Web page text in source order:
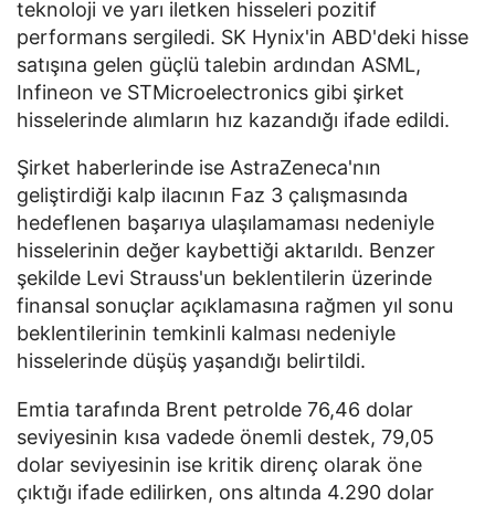
teknoloji ve yarı iletken hisseleri pozitif
performans sergiledi. SK Hynix'in ABD'deki hisse
satışına gelen güçlü talebin ardından ASML,
Infineon ve STMicroelectronics gibi şirket
hisselerinde alımların hız kazandığı ifade edildi.
Şirket haberlerinde ise AstraZeneca'nın
geliştirdiği kalp ilacının Faz 3 çalışmasında
hedeflenen başarıya ulaşılamaması nedeniyle
hisselerinin değer kaybettiği aktarıldı. Benzer
şekilde Levi Strauss'un beklentilerin üzerinde
finansal sonuçlar açıklamasına rağmen yıl sonu
beklentilerinin temkinli kalması nedeniyle
hisselerinde düşüş yaşandığı belirtildi.
Emtia tarafında Brent petrolde 76,46 dolar
seviyesinin kısa vadede önemli destek, 79,05
dolar seviyesinin ise kritik direnç olarak öne
çıktığı ifade edilirken, ons altında 4.290 dolar